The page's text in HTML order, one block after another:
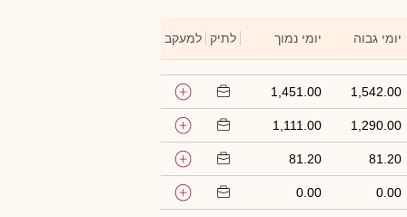
יומי גבוה יומי נמוך לתיק למעקב
1,542.00
1,451.00
1,290.00
1,111.00
81.20
81.20
0.00
0.00